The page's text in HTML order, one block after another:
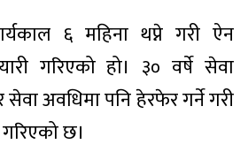
६ महिना थप्ने गरी ऐन
गरिएको हो। ३० वर्षे सेवा
अवधिमा पनि हेरफेर गर्ने गरी
छ।